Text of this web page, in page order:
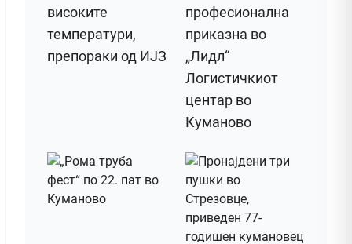
високите
температури,
препораки од ИЈЗ
професионална
приказна во
„Лидл“
Логистичкиот
центар во
Куманово